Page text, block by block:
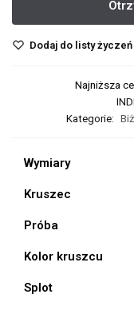
Dodaj do listy życzeń
Najniższa
Kategorie:
Wymiary
Kruszec
Próba
Kolor kruszcu
Splot